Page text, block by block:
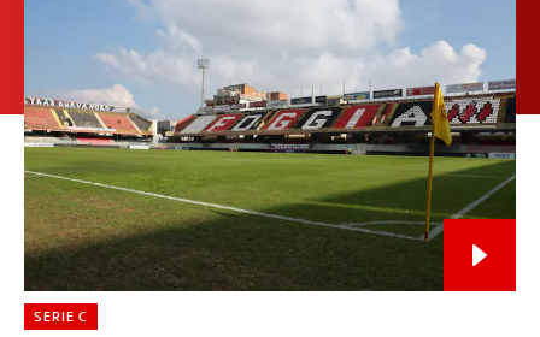
SERIE C